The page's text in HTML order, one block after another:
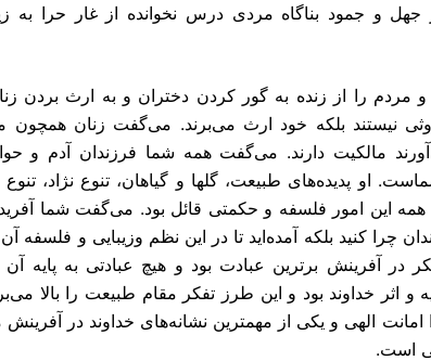
و جمود بناگاه مردى درس نخوانده از غار حرا به
مردم را از زنده به گور کردن دختران و به ارث بردن
نیستند بلکه خود ارث مى‌برند. مى‌گفت زنان همچون
مالکیت دارند. مى‌گفت همه شما فرزندان آدم و
او پدیده‌هاى طبیعت، گلها و گیاهان، تنوع نژاد، تنوع
این امور فلسفه و حکمتى قائل بود. مى‌گفت شما
چرا کنید بلکه آمده‌اید تا در این نظم وزیبایی و فلسفه
در آفرینش برترین عبادت بود و هیچ عبادتى به پایه
اثر خداوند بود و این طرز تفکر مقام طبیعت را بالا
الهى و یکى از مهمترین نشانه‌هاى خداوند در
است.